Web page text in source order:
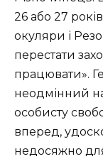
26 або 27
окуляри і
перестати
працювати».
неодмінний
особисту
вперед,
недосяжно